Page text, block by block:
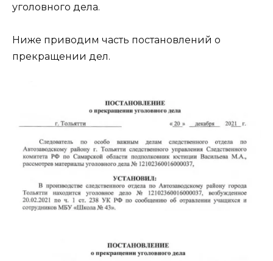
уголовного дела.
Ниже приводим часть постановлений о
прекращении дел.